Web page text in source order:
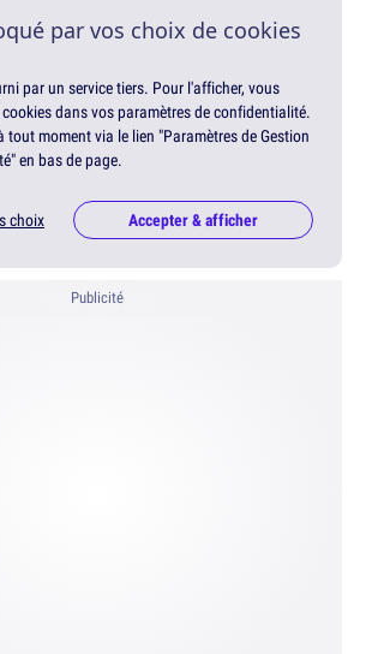
par vos choix de cookies
par un service tiers. Pour l'afficher, vous
dans vos paramètres de confidentialité.
tout moment via le lien "Paramètres de Gestion
en bas de page.
choix Accepter & afficher
Publicité